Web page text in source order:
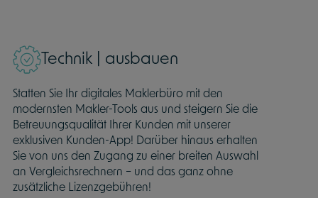
Technik | ausbauen
Statten Sie Ihr digitales Maklerbüro mit den
modernsten Makler-Tools aus und steigern Sie die
Betreuungsqualität Ihrer Kunden mit unserer
exklusiven Kunden-App! Darüber hinaus erhalten
Sie von uns den Zugang zu einer breiten Auswahl
an Vergleichsrechnern – und das ganz ohne
zusätzliche Lizenzgebühren!